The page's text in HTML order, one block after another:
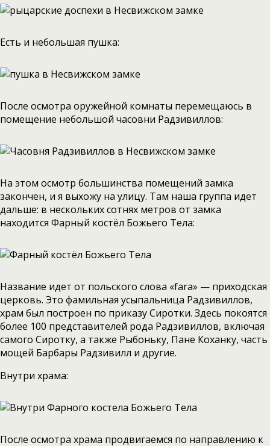
Есть и небольшая пушка:
После осмотра оружейной комнаты перемещаюсь в
помещение небольшой часовни Радзивиллов:
На этом осмотр большинства помещений замка
закончен, и я выхожу на улицу. Там наша группа идет
дальше: в нескольких сотнях метров от замка
находится Фарный костёл Божьего Тела:
Название идет от польского слова «fara» — приходская
церковь. Это фамильная усыпальница Радзивиллов,
храм был построен по приказу Сиротки. Здесь покоятся
более 100 представителей рода Радзивиллов, включая
самого Сиротку, а также Рыбоньку, Пане Коханку, часть
мощей Барбары Радзивилл и другие.
Внутри храма:
После осмотра храма продвигаемся по направлению к